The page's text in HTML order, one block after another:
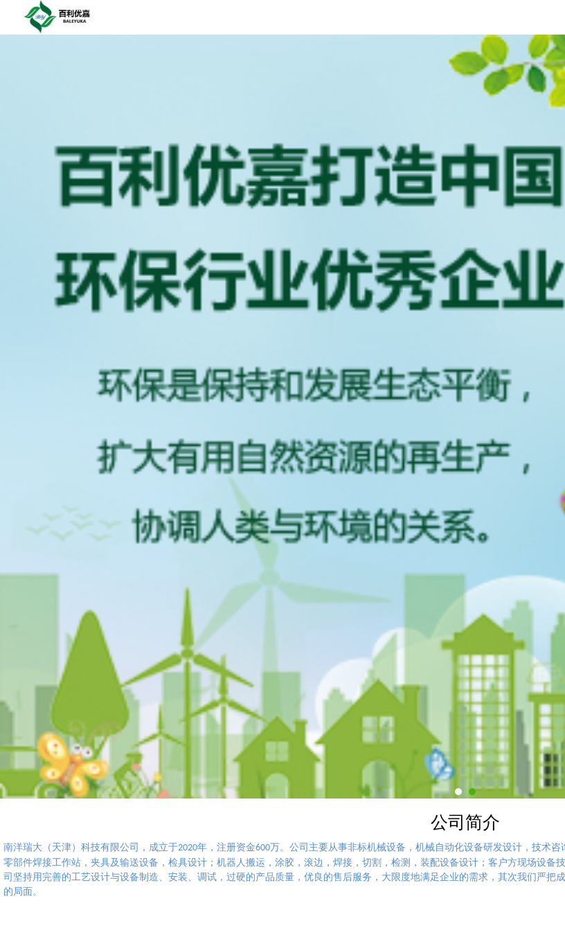
公司简介
南洋瑞大（天津）科技有限公司 ，成立于2020年，注册资金600万。公司主要从事非标机械设备，机械自动化设备研发设计，技术
零部件焊接工作站，夹具及输送设备，检具设计；机器人搬运，涂胶，滚边，焊接，切割，检测，装配设备设计；客户方现场设
司坚持用完善的工艺设计与设备制造、安装、调试，过硬的产品质量，优良的售后服务，大限度地满足企业的需求，其次我们严把
的局面。